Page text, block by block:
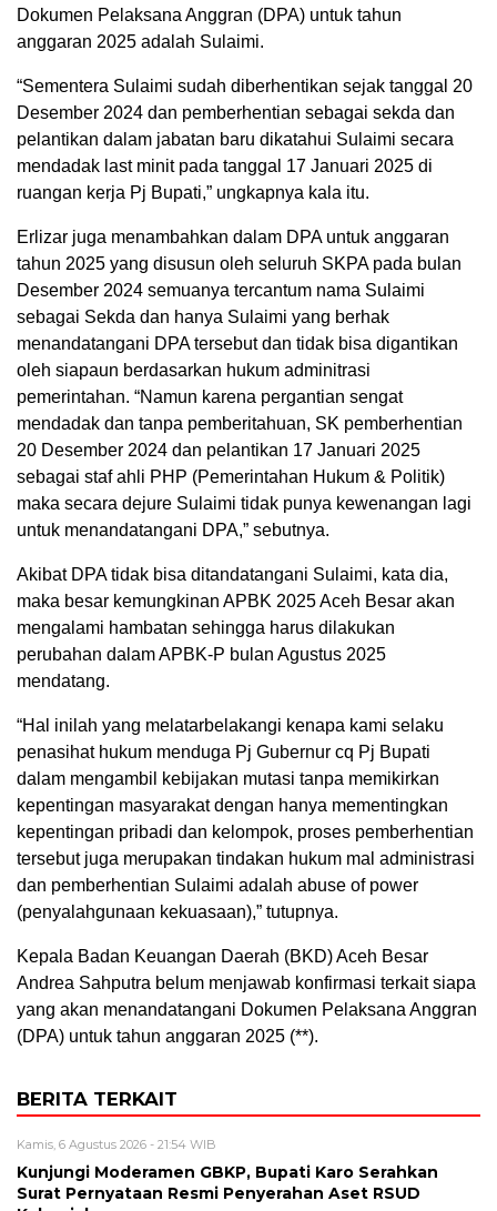
Dokumen Pelaksana Anggran (DPA) untuk tahun
anggaran 2025 adalah Sulaimi.
“Sementera Sulaimi sudah diberhentikan sejak tanggal 20
Desember 2024 dan pemberhentian sebagai sekda dan
pelantikan dalam jabatan baru dikatahui Sulaimi secara
mendadak last minit pada tanggal 17 Januari 2025 di
ruangan kerja Pj Bupati,” ungkapnya kala itu.
Erlizar juga menambahkan dalam DPA untuk anggaran
tahun 2025 yang disusun oleh seluruh SKPA pada bulan
Desember 2024 semuanya tercantum nama Sulaimi
sebagai Sekda dan hanya Sulaimi yang berhak
menandatangani DPA tersebut dan tidak bisa digantikan
oleh siapaun berdasarkan hukum adminitrasi
pemerintahan. “Namun karena pergantian sengat
mendadak dan tanpa pemberitahuan, SK pemberhentian
20 Desember 2024 dan pelantikan 17 Januari 2025
sebagai staf ahli PHP (Pemerintahan Hukum & Politik)
maka secara dejure Sulaimi tidak punya kewenangan lagi
untuk menandatangani DPA,” sebutnya.
Akibat DPA tidak bisa ditandatangani Sulaimi, kata dia,
maka besar kemungkinan APBK 2025 Aceh Besar akan
mengalami hambatan sehingga harus dilakukan
perubahan dalam APBK-P bulan Agustus 2025
mendatang.
“Hal inilah yang melatarbelakangi kenapa kami selaku
penasihat hukum menduga Pj Gubernur cq Pj Bupati
dalam mengambil kebijakan mutasi tanpa memikirkan
kepentingan masyarakat dengan hanya mementingkan
kepentingan pribadi dan kelompok, proses pemberhentian
tersebut juga merupakan tindakan hukum mal administrasi
dan pemberhentian Sulaimi adalah abuse of power
(penyalahgunaan kekuasaan),” tutupnya.
Kepala Badan Keuangan Daerah (BKD) Aceh Besar
Andrea Sahputra belum menjawab konfirmasi terkait siapa
yang akan menandatangani Dokumen Pelaksana Anggran
(DPA) untuk tahun anggaran 2025 (**).
BERITA TERKAIT
Kamis, 6 Agustus 2026 - 21:54 WIB
Kunjungi Moderamen GBKP, Bupati Karo Serahkan
Surat Pernyataan Resmi Penyerahan Aset RSUD